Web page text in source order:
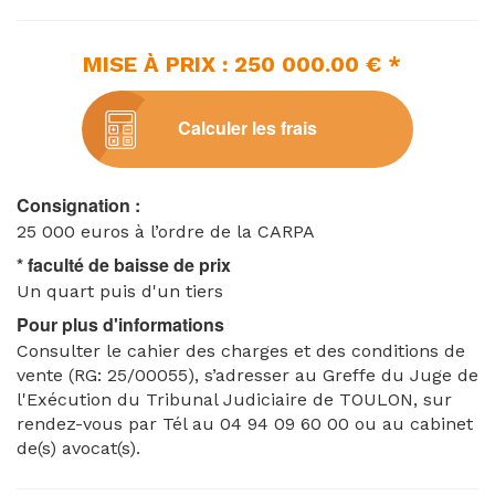
Avec 3/1.000èmes des parties communes générales.
Il s’agit d’un bâtiment de deux étages élevés sur rez-
de-chaussée entouré d’un terrain partiellement
planté d’espace-vert et pour partie à destination
d’emplacement privatif de parking.
formant initialement deux appartements distincts
de type T3 ont été réunis pour former un seul et
même appartement présentant une superficie de
128,81 m2.
MODE D’OCCUPATION : Les biens ne sont pas
occupés depuis 2018.
CHARGES ET TAXES : La taxe foncière n’a pas été
communiquée.
SYNDIC DE COPROPRIETE : C’Pantel Immo, 50 rue
Gimelli, 83000 TOULON.
Cadastre : section BR N° 430
MISE À PRIX : 250 000.00 € *
Calculer les frais
Consignation :
25 000 euros à l’ordre de la CARPA
* faculté de baisse de prix
Un quart puis d'un tiers
Pour plus d'informations
Consulter le cahier des charges et des conditions de
vente (RG: 25/00055), s’adresser au Greffe du Juge de
l'Exécution du Tribunal Judiciaire de TOULON, sur
rendez-vous par Tél au 04 94 09 60 00 ou au cabinet
de(s) avocat(s).